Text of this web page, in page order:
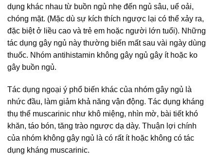
dụng khác nhau từ buồn ngủ nhẹ đến ngủ sâu, uể oải,
chóng mặt. (Mặc dù sự kích thích ngược lại có thể xảy ra,
đặc biệt ở liều cao và trẻ em hoặc người lớn tuổi). Những
tác dụng gây ngủ này thường biến mất sau vài ngày dùng
thuốc. Nhóm antihistamin không gây ngủ gây ít hoặc ko
gây buồn ngủ.
Tác dụng ngoại ý phổ biến khác của nhóm gây ngủ là
nhức đầu, làm giảm khả năng vận động. Tác dụng kháng
thụ thể muscarinic như khô miệng, nhìn mờ, bài tiết khó
khăn, táo bón, tăng trào ngược dạ dày. Thuận lợi chính
của nhóm không gây ngủ là có rất ít hoặc không có tác
dụng kháng muscarinic.